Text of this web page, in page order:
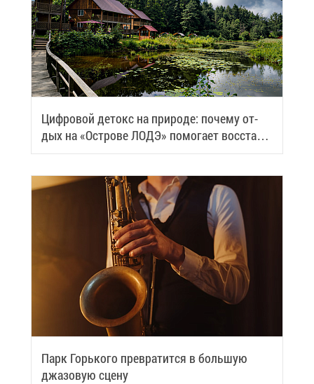
Циф­ро­вой де­токс на при­ро­де: по­че­му от­
дых на «Ост­ро­ве ЛОДЭ» по­мо­га­ет вос­ста­но­
вить си­лы
Парк Горь­ко­го пре­вра­тит­ся в боль­шую
джа­зо­вую сце­ну